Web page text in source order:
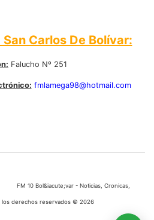
Carlos De Bolívar:
Falucho Nº 251
fmlamega98@hotmail.com
FM 10 Bol&iacute;var - Noticias, Cronicas,
los derechos reservados © 2026